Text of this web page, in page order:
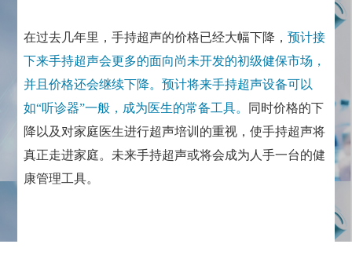
在过去几年里，手持超声的价格已经大幅下降，预计接
下来手持超声会更多的面向尚未开发的初级健保市场，
并且价格还会继续下降。预计将来手持超声设备可以
如“听诊器”一般，成为医生的常备工具。 同时价格的下
降以及对家庭医生进行超声培训的重视，使手持超声将
真正走进家庭。未来手持超声或将会成为人手一台的健
康管理工具。